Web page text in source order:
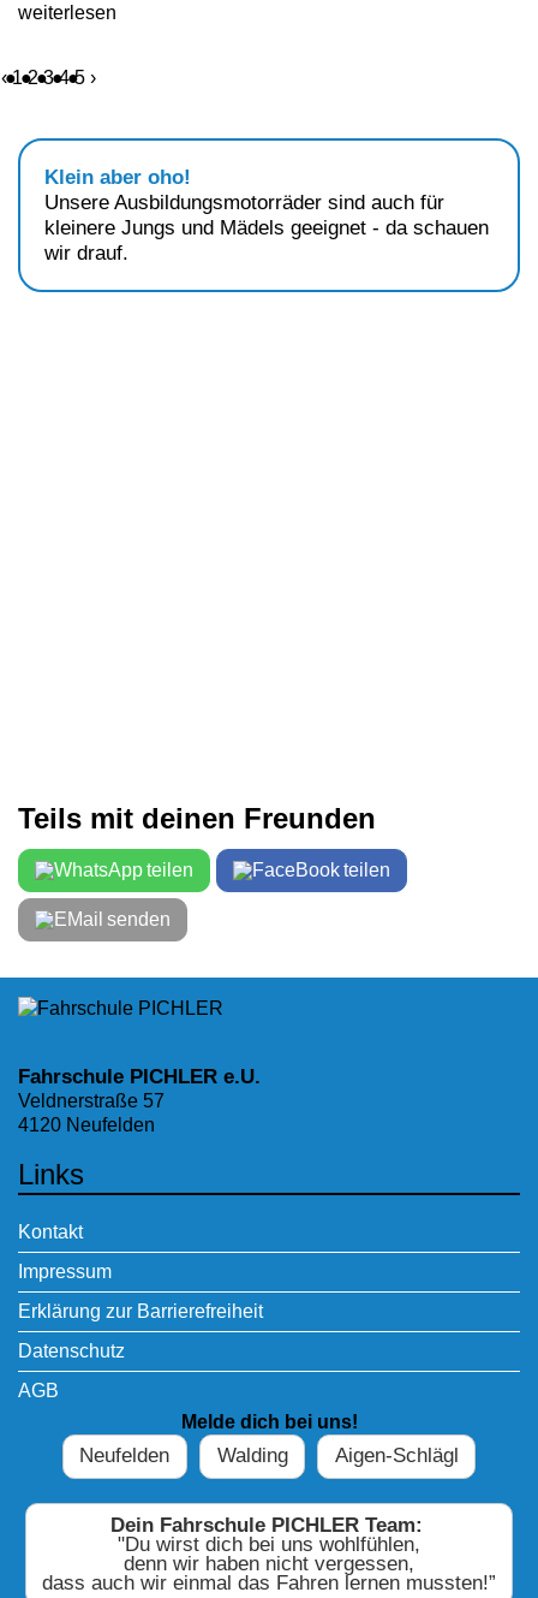
weiterlesen
‹ 1 2 3 4 5 ›
Klein aber oho!
Unsere Ausbildungsmotorräder sind auch für
kleinere Jungs und Mädels geeignet - da schauen
wir drauf.
Teils mit deinen Freunden
teilen teilen
senden
Fahrschule PICHLER e.U.
Veldnerstraße 57
4120 Neufelden
Links
Kontakt
Impressum
Erklärung zur Barrierefreiheit
Datenschutz
AGB
Melde dich bei uns!
Neufelden Walding Aigen-Schlägl
Dein Fahrschule PICHLER Team:
"Du wirst dich bei uns wohlfühlen,
denn wir haben nicht vergessen,
dass auch wir einmal das Fahren lernen mussten!”